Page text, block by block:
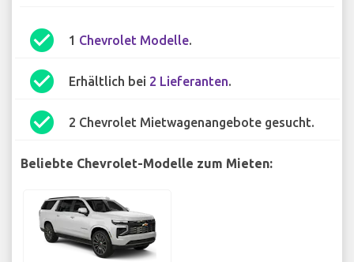
check_circle 1 Chevrolet Modelle.
check_circle Erhältlich bei 2 Lieferanten.
check_circle 2 Chevrolet Mietwagenangebote gesucht.
Beliebte Chevrolet-Modelle zum Mieten: